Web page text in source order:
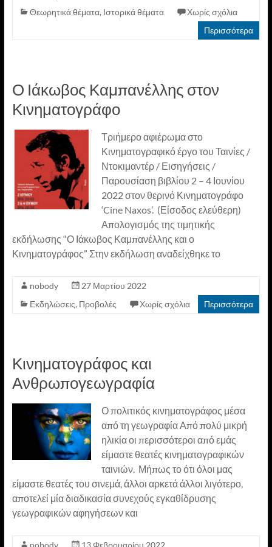
Θεωρητικά θέματα, Ιστορικά θέματα
Χωρίς σχόλια
Περισσότερα
Ο Ιάκωβος Καμπανέλλης στον
Κινηματογράφο
Τριήμερο αφιέρωμα στο
Κινηματογραφικό έργο του Ταινίες /
Ντοκιμαντέρ / Εισηγήσεις /
Παρουσίαση βιβλίου 2 – 4 Ιουνίου
2022 στον θερινό Κινηματογράφο
‘Cine Naxos’. (Είσοδος ελεύθερη)
Απολογισμός της τιμητικής
εκδήλωσης “Ο Ιάκωβος Καμπανέλλης και ο
Κινηματογράφος” Στην εκδήλωση αναδείχθηκε το
nobody
27 Μαρτίου 2022
Εκδηλώσεις, Προβολές Χωρίς σχόλια Περισσότερα
Κινηματογράφος και
Ανθρωπογεωγραφία
Ο πολιτικός κινηματογράφος μέσα
από τη γεωγραφία Από πολύ μικρή
ηλικία οι περισσότεροι από εμάς
είμαστε θεατές κινηματογραφικών
ταινιών. Μήπως το ότι όλοι μας
είμαστε θεατές του σινεμά, άλλοι αρκετά άλλοι λιγότερο,
αποτελεί μία διαδικασία συνεχούς εγκαθίδρυσης
γεωγραφικών αφηγήσεων και